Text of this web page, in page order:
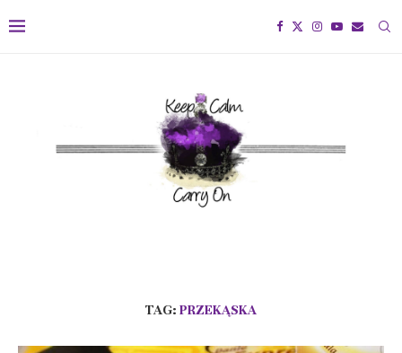
TAG: PRZEKĄSKA